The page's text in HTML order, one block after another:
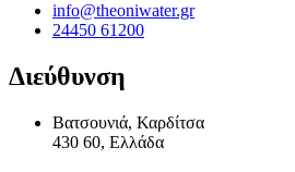
info@theoniwater.gr
24450 61200
Διεύθυνση
Bατσουνιά, Καρδίτσα
430 60, Ελλάδα